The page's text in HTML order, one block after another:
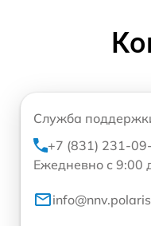
Служба
+7 (831) 231-
Ежедневно с 9:00